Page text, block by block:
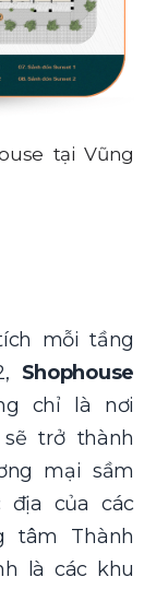
tại Vũng
mỗi tầng
Shophouse
chỉ là nơi
trở thành
mại sầm
địa của các
tâm Thành
là các khu